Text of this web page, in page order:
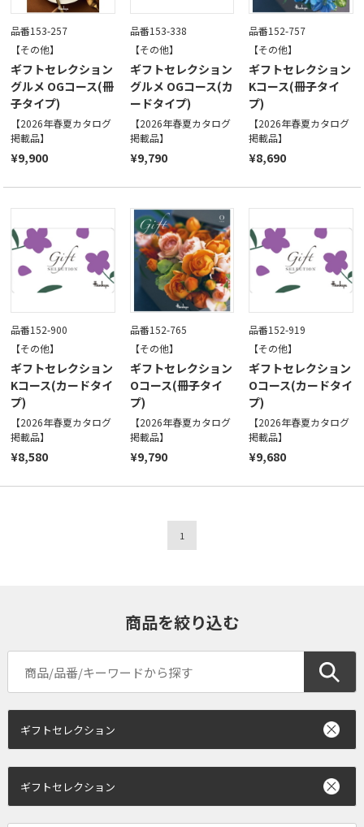
品番153-257
【その他】
ギフトセレクション
グルメ OGコース(冊
子タイプ)
【2026年春夏カタログ
掲載品】
¥9,900
品番153-338
【その他】
ギフトセレクション
グルメ OGコース(カ
ードタイプ)
【2026年春夏カタログ
掲載品】
¥9,790
品番152-757
【その他】
ギフトセレクション
Kコース(冊子タイ
プ)
【2026年春夏カタログ
掲載品】
¥8,690
品番152-900
【その他】
ギフトセレクション
Kコース(カードタイ
プ)
【2026年春夏カタログ
掲載品】
¥8,580
品番152-765
【その他】
ギフトセレクション
Oコース(冊子タイ
プ)
【2026年春夏カタログ
掲載品】
¥9,790
品番152-919
【その他】
ギフトセレクション
Oコース(カードタイ
プ)
【2026年春夏カタログ
掲載品】
¥9,680
1
商品を絞り込む
ギフトセレクション
ギフトセレクション